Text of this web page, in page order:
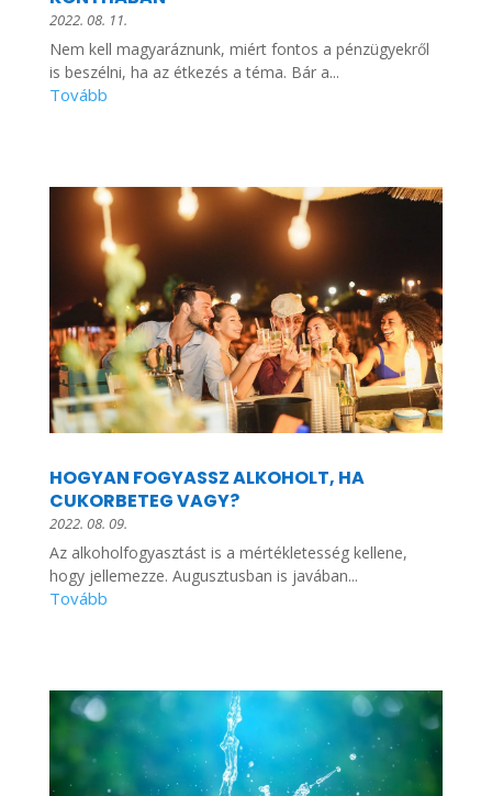
2022. 08. 11.
Nem kell magyaráznunk, miért fontos a pénzügyekről
is beszélni, ha az étkezés a téma. Bár a...
HOGYAN FOGYASSZ ALKOHOLT, HA
CUKORBETEG VAGY?
2022. 08. 09.
Az alkoholfogyasztást is a mértékletesség kellene,
hogy jellemezze. Augusztusban is javában...